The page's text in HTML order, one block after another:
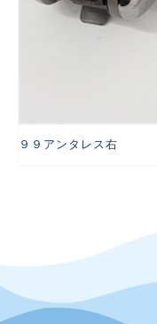
９９アンタレス右